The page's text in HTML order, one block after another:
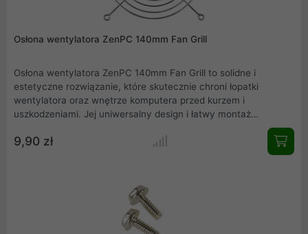
Osłona wentylatora ZenPC 140mm Fan Grill
Osłona wentylatora ZenPC 140mm Fan Grill to solidne i
estetyczne rozwiązanie, które skutecznie chroni łopatki
wentylatora oraz wnętrze komputera przed kurzem i
uszkodzeniami. Jej uniwersalny design i łatwy montaż
sprawiają, że idealnie pasuje do większości obudów PC, łącząc
funkcjonalność z eleganckim wyglądem.
9,90 zł